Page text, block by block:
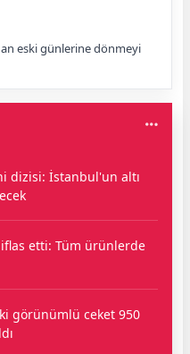
eski günlerine dönmeyi
dizisi: İstanbul'un altı
etti: Tüm ürünlerde
görünümlü ceket 950